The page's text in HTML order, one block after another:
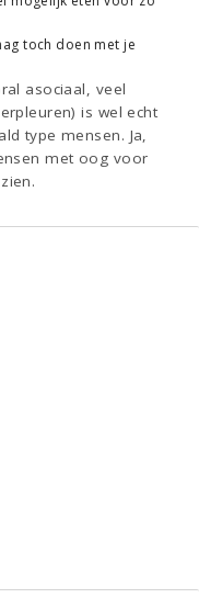
toch doen met je
asociaal, veel
is wel echt
type mensen. Ja,
met oog voor